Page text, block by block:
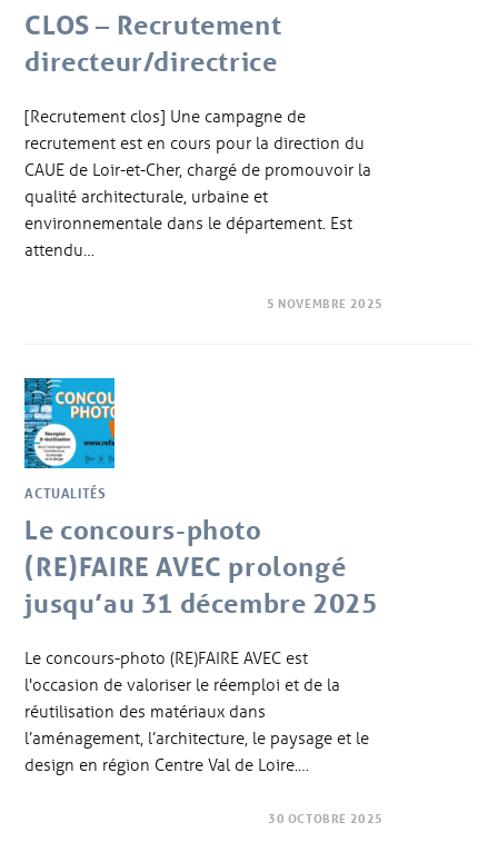
CLOS – Recrutement
directeur/directrice
[Recrutement clos] Une campagne de
recrutement est en cours pour la direction du
CAUE de Loir-et-Cher, chargé de promouvoir la
qualité architecturale, urbaine et
environnementale dans le département. Est
attendu…
5 NOVEMBRE 2025
ACTUALITÉS
Le concours-photo
(RE)FAIRE AVEC prolongé
jusqu’au 31 décembre 2025
Le concours-photo (RE)FAIRE AVEC est
l'occasion de valoriser le réemploi et de la
réutilisation des matériaux dans
l’aménagement, l’architecture, le paysage et le
design en région Centre Val de Loire.…
30 OCTOBRE 2025